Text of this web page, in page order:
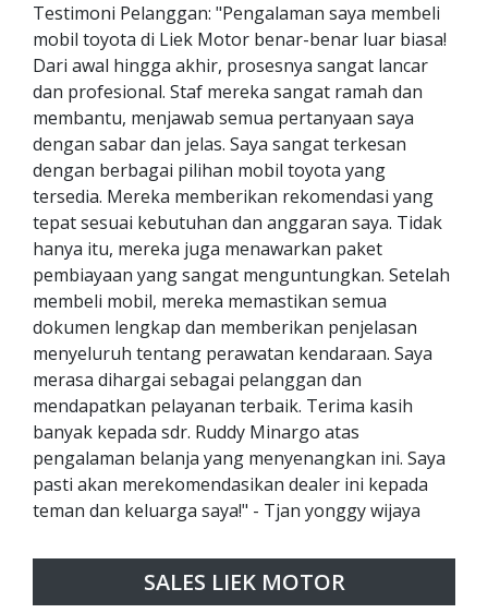
Testimoni Pelanggan: "Pengalaman saya membeli
mobil toyota di Liek Motor benar-benar luar biasa!
Dari awal hingga akhir, prosesnya sangat lancar
dan profesional. Staf mereka sangat ramah dan
membantu, menjawab semua pertanyaan saya
dengan sabar dan jelas. Saya sangat terkesan
dengan berbagai pilihan mobil toyota yang
tersedia. Mereka memberikan rekomendasi yang
tepat sesuai kebutuhan dan anggaran saya. Tidak
hanya itu, mereka juga menawarkan paket
pembiayaan yang sangat menguntungkan. Setelah
membeli mobil, mereka memastikan semua
dokumen lengkap dan memberikan penjelasan
menyeluruh tentang perawatan kendaraan. Saya
merasa dihargai sebagai pelanggan dan
mendapatkan pelayanan terbaik. Terima kasih
banyak kepada sdr. Ruddy Minargo atas
pengalaman belanja yang menyenangkan ini. Saya
pasti akan merekomendasikan dealer ini kepada
teman dan keluarga saya!" - Tjan yonggy wijaya
SALES LIEK MOTOR